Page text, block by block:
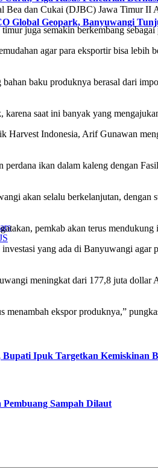
Global Geopark, Banyuwangi
dan Cukai (DJBC) Jawa Timur II
juga semakin berkembang
agar para eksportir bisa
baku produknya berasal dari
saat ini banyak yang
Harvest Indonesia, Arif Gunawan
ikan dalam kaleng dengan
akan selalu berkelanjutan, dengan
pemkab akan terus
yang ada di Banyuwangi
meningkat dari 177,8 juta dollar
menambah ekspor produknya,”
Ipuk Targetkan Kemiskinan
Sampah Dilaut